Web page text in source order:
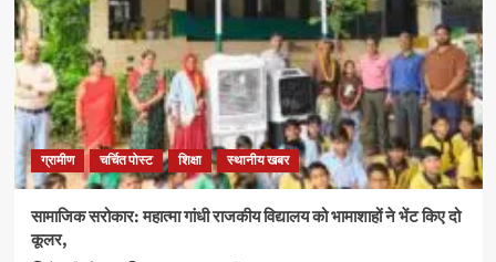
ग्रामीण चर्चित पोस्ट शिक्षा स्थानीय खबर
सामाजिक सरोकार: महात्मा गांधी राजकीय विद्यालय को भामाशाहों ने भेंट किए दो
कूलर,